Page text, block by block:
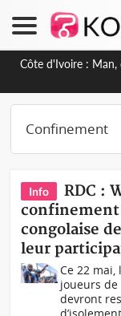
Côte d'Ivoire :
Info
RDC :
confinement
congolaise
leur
Ce 22
joueurs
devront